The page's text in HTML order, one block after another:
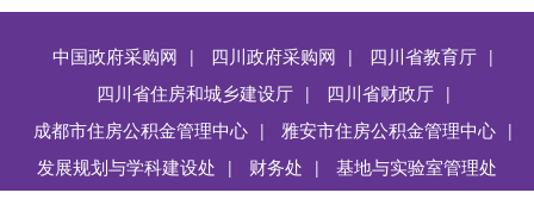
上页 1 2 3 下页
中国政府采购网 | 四川政府采购网 | 四川省教育厅 |
四川省住房和城乡建设厅 | 四川省财政厅 |
成都市住房公积金管理中心 | 雅安市住房公积金管理中心 |
发展规划与学科建设处 | 财务处 | 基地与实验室管理处